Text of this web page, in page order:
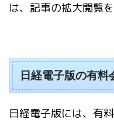
は、記事の拡大閲覧
日経電子版の有
日経電子版には、有料